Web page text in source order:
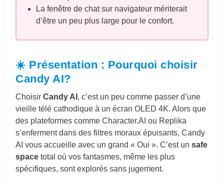
La fenêtre de chat sur navigateur mériterait
d’être un peu plus large pour le confort.
☀️ Présentation : Pourquoi choisir
Candy AI?
ChoisirCandy AI , c’est un peu comme passer d’une
vieille télé cathodique à un écran OLED 4K. Alors que
des plateformes commeCharacter.AI ou Replika
s’enferment dans des filtres moraux épuisants, Candy
AI vous accueille avec un grand « Oui ». C’est unsafe
space total où vos fantasmes, même les plus
spécifiques, sont explorés sans jugement.